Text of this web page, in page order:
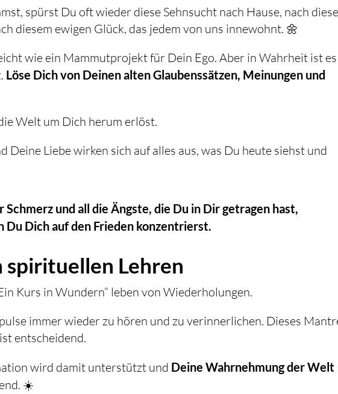
spürst Du oft wieder diese Sehnsucht nach Hause, nach
diesem ewigen Glück, das jedem von uns innewohnt. 🌼
wie ein Mammutprojekt für Dein Ego. Aber in Wahrheit ist es
Löse Dich von Deinen alten Glaubenssätzen, Meinungen und
Welt um Dich herum erlöst.
Deine Liebe wirken sich auf alles aus, was Du heute siehst und
Schmerz und all die Ängste, die Du in Dir getragen hast,
Du Dich auf den Frieden konzentrierst.
spirituellen Lehren
Kurs in Wundern“ leben von Wiederholungen.
immer wieder zu hören und zu verinnerlichen. Dieses
entscheidend.
wird damit unterstützt und Deine Wahrnehmung der Welt
☀️